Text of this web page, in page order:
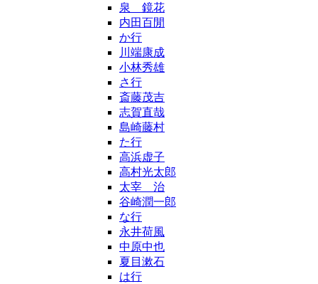
泉 鏡花
内田百閒
か行
川端康成
小林秀雄
さ行
斎藤茂吉
志賀直哉
島崎藤村
た行
高浜虚子
高村光太郎
太宰 治
谷崎潤一郎
な行
永井荷風
中原中也
夏目漱石
は行